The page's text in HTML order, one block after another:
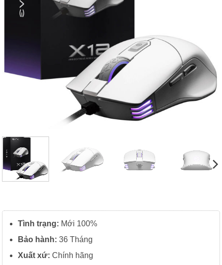
Tình trạng: Mới 100%
Bảo hành: 36 Tháng
Xuất xứ: Chính hãng